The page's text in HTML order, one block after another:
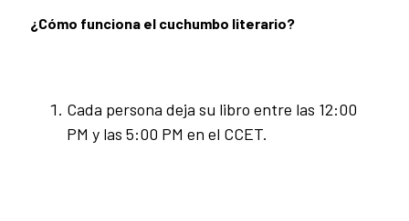
¿Cómo funciona el cuchumbo literario?
Cada persona deja su libro entre las 12:00
PM y las 5:00 PM en el CCET.